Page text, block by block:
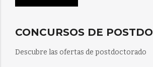
CONCURSOS DE
Descubre las ofertas de postdoctorado